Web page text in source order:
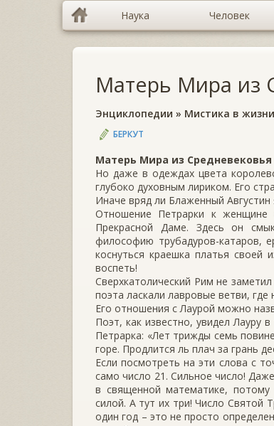
Наука Человек
Матерь Мира из
Энциклопедии » Мистика в
БЕРКУТ
Матерь Мира из Средневековья
Но даже в одеждах цвета
глубоко духовным лириком. Его
Иначе вряд ли Блаженный
Отношение Петрарки к женщине
Прекрасной Даме. Здесь он
философию трубадуров-катаров,
коснуться краешка платья
воспеть!
Сверхкатолический Рим не
поэта ласкали лавровые ветви,
Его отношения с Лаурой можно
Поэт, как известно, увидел Лауру
Петрарка: «Лет трижды семь
горе. Продлится ль плач за грань
Если посмотреть на эти слова с
само число 21. Сильное число!
в священной математике,
силой. А тут их три! Число Святой
один год – это не просто